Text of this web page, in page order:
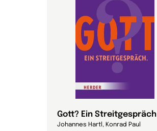
Gott? Ein Streitgespräch
Johannes Hartl, Konrad Paul